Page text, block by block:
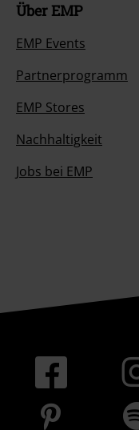
Über EMP
EMP Events
Partnerprogramm
EMP Stores
Nachhaltigkeit
Jobs bei EMP